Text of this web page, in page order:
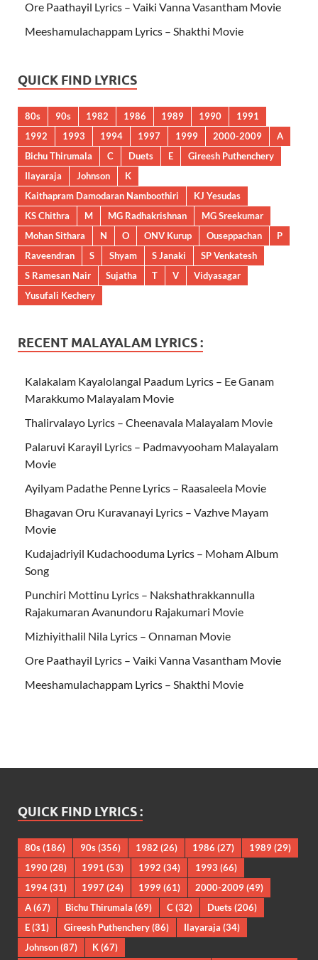
Ore Paathayil Lyrics – Vaiki Vanna Vasantham Movie
Meeshamulachappam Lyrics – Shakthi Movie
QUICK FIND LYRICS
80s 90s 1982 1986 1989 1990
1991
1992
1993 1994 1997 1999 2000-2009
A
Bichu Thirumala
C Duets E
Gireesh Puthenchery
Ilayaraja
Johnson
K
Kaithapram Damodaran Namboothiri
KJ Yesudas
KS Chithra
M MG Radhakrishnan
MG Sreekumar
Mohan Sithara
N O ONV Kurup Ouseppachan
P
Raveendran
S Shyam S Janaki
SP Venkatesh
S Ramesan Nair
Sujatha T V
Vidyasagar
Yusufali Kechery
RECENT MALAYALAM LYRICS :
Kalakalam Kayalolangal Paadum Lyrics – Ee Ganam
Marakkumo Malayalam Movie
Thalirvalayo Lyrics – Cheenavala Malayalam Movie
Palaruvi Karayil Lyrics – Padmavyooham Malayalam
Movie
Ayilyam Padathe Penne Lyrics – Raasaleela Movie
Bhagavan Oru Kuravanayi Lyrics – Vazhve Mayam
Movie
Kudajadriyil Kudachooduma Lyrics – Moham Album
Song
Punchiri Mottinu Lyrics – Nakshathrakkannulla
Rajakumaran Avanundoru Rajakumari Movie
Mizhiyithalil Nila Lyrics – Onnaman Movie
Ore Paathayil Lyrics – Vaiki Vanna Vasantham Movie
Meeshamulachappam Lyrics – Shakthi Movie
QUICK FIND LYRICS :
80s(186) 90s(356) 1982 (26) 1986 (27) 1989(29)
1990(28) 1991 (53) 1992 (34) 1993 (66)
1994(31) 1997 (24) 1999(61) 2000-2009(49)
A(67) Bichu Thirumala (69) C (32) Duets(206)
E(31) Gireesh Puthenchery(86) Ilayaraja (34)
Johnson(87) K(67)